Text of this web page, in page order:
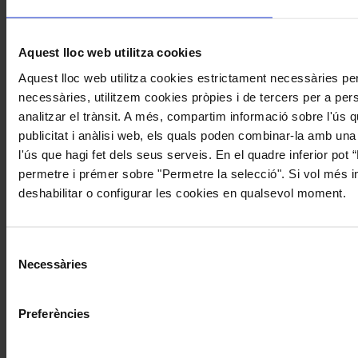
Aquest lloc web utilitza cookies
Aquest lloc web utilitza cookies estrictament necessàries
necessàries, utilitzem cookies pròpies i de tercers per a
analitzar el trànsit. A més, compartim informació sobre l'ús
publicitat i anàlisi web, els quals poden combinar-la amb
l'ús que hagi fet dels seus serveis. En el quadre inferior pot
permetre i prémer sobre "Permetre la selecció". Si vol
deshabilitar o configurar les cookies en qualsevol moment.
Necessàries
Preferències